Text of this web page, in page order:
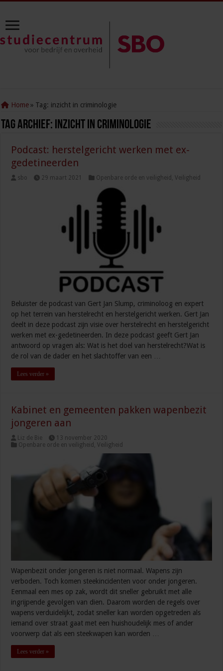
Home » Tag: inzicht in criminologie
Tag Archief: inzicht in criminologie
Podcast: herstelgericht werken met ex-
gedetineerden
sbo 29 maart 2021 Openbare orde en veiligheid ,Veiligheid
Beluister de podcast van Gert Jan Slump, criminoloog en expert
op het terrein van herstelrecht en herstelgericht werken. Gert Jan
deelt in deze podcast zijn visie over herstelrecht en herstelgericht
werken met ex-gedetineerden. In deze podcast geeft Gert Jan
antwoord op vragen als: Wat is het doel van herstelrecht?Wat is
de rol van de dader en het slachtoffer van een …
Lees verder »
Kabinet en gemeenten pakken wapenbezit
jongeren aan
Liz de Bie
13 november 2020
Openbare orde en veiligheid ,Veiligheid
Wapenbezit onder jongeren is niet normaal. Wapens zijn
verboden. Toch komen steekincidenten voor onder jongeren.
Eenmaal een mes op zak, wordt dit sneller gebruikt met alle
ingrijpende gevolgen van dien. Daarom worden de regels over
wapens verduidelijkt, zodat sneller kan worden opgetreden als
iemand over straat gaat met een huishoudelijk mes of ander
voorwerp dat als een steekwapen kan worden …
Lees verder »